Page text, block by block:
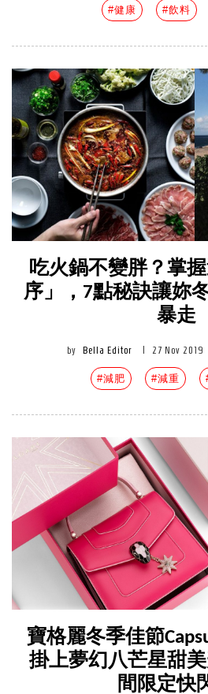
#健康 #飲料
吃火鍋不變胖？掌
序」，7點秘訣讓妳
暴走
by Bella Editor 27 Nov 2019
#減肥 #減重
寶格麗冬季佳節
掛上夢幻八芒星甜
間限定快